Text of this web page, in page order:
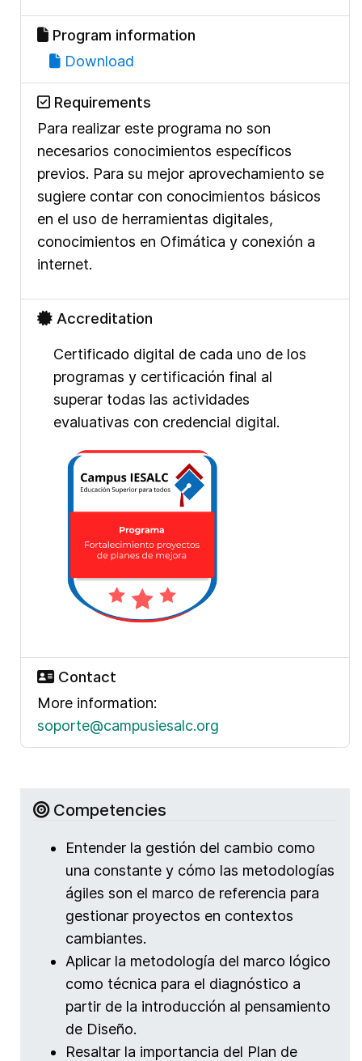
Program information
Download
Requirements
Para realizar este programa no son
necesarios conocimientos específicos
previos. Para su mejor aprovechamiento se
sugiere contar con conocimientos básicos
en el uso de herramientas digitales,
conocimientos en Ofimática y conexión a
internet.
Accreditation
Certificado digital de cada uno de los
programas y certificación final al
superar todas las actividades
evaluativas con credencial digital.
Contact
More information:
soporte@campusiesalc.org
Competencies
Entender la gestión del cambio como
una constante y cómo las metodologías
ágiles son el marco de referencia para
gestionar proyectos en contextos
cambiantes.
Aplicar la metodología del marco lógico
como técnica para el diagnóstico a
partir de la introducción al pensamiento
de Diseño.
Resaltar la importancia del Plan de